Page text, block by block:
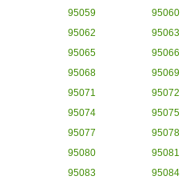
95059
95060
95062
95063
95065
95066
95068
95069
95071
95072
95074
95075
95077
95078
95080
95081
95083
95084